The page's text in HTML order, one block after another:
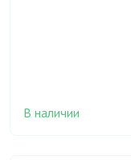
В наличии